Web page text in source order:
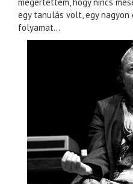
egy tanulás volt, egy nagyon
folyamat…